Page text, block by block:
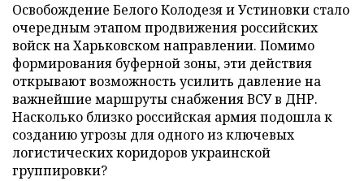
Освобождение Белого Колодезя и Устиновки стало
очередным этапом продвижения российских
войск на Харьковском направлении. Помимо
формирования буферной зоны, эти действия
открывают возможность усилить давление на
важнейшие маршруты снабжения ВСУ в ДНР.
Насколько близко российская армия подошла к
созданию угрозы для одного из ключевых
логистических коридоров украинской
группировки?